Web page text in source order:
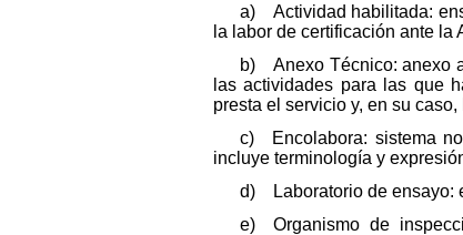
a) Actividad habilitada:
la labor de certificación ante
b) Anexo Técnico: anexo
las actividades para las que
presta el servicio y, en su
c) Encolabora: sistema
incluye terminología y
d) Laboratorio de ensayo:
e) Organismo de